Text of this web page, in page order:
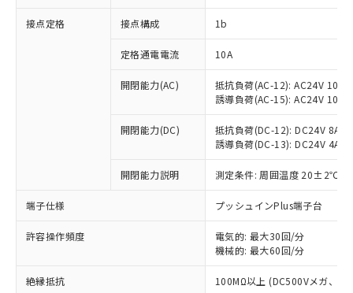
接点定格 接点構成 1b
定格通電電流 10A
開閉能力(AC)
抵抗負荷(AC-12): AC24V 10A/
誘導負荷(AC-15): AC24V
開閉能力(DC)
抵抗負荷(DC-12): DC24V 8A/
誘導負荷(DC-13): DC24V 4A/
開閉能力説明 測定条件: 周囲温度 20±2℃、
端子仕様 プッシュインPlus端子台
許容操作頻度
電気的: 最大30回/分
機械的: 最大60回/分
絶縁抵抗 100MΩ以上 (DC500Vメガ、点
ご利用条件
以下の条件をお読みいただき、同意のうえ
ご利用ください。
商品の当社在庫状況および標準価格
(税抜)を提供させていただくもので
当社制御機器事業取扱商品の中には、
本サービスの対象外となる商品もある
ことをご了承ください。
在庫状況および標準価格照会結果は、
記載している更新日時点での社内デー
タに基づき作成されるものであり、閲
覧された時点での実際の在庫および標
対応予定：EU RoHS指令（10物質）の非含
有に対応した製品に切り替える予定のある
対応予定なし：EU RoHS指令（10物質）の
非含有に非対応の商品で、対応品を出す予
調査・確認中：EU RoHS指令（10物質）の
非含有の対応状況を調査中または確認中の
非該当品：ライセンス料など無形物で、有
害物質有無と関係のない商品です。
仕入先様の事情により、非含有部品として
いたものが、含有品と判明した場合などや
むを得ず変更することがあります。
ミウム(Cd) 100ppm以下、
※1 中国RoHS○×表
「○」：最大均質材料含有率が中国RoHSの
基準値以下であることを示します。
「×」：最大均質材料含有率が中国RoHSの
基準値を超えていることを示します。
「－」：未確認です。当社販売部門へお問
い合わせください。
*中国RoHS10物質の基準値 (GB/T26572)：
Pb(鉛) :1000ppm、 Hg(水銀) : 1000ppm、 Cd(カドミウ
当社は、これら貴社製品のうち、外国
為替および外国貿易法に定める商品
（以下｢規制貨物等」という）を輸出
または国外への提供する場合は、日本
国政府の輸出許可(または役務取引許